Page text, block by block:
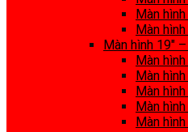
Màn
Màn
Màn hình 19″
Màn
Màn
Màn
Màn
Màn